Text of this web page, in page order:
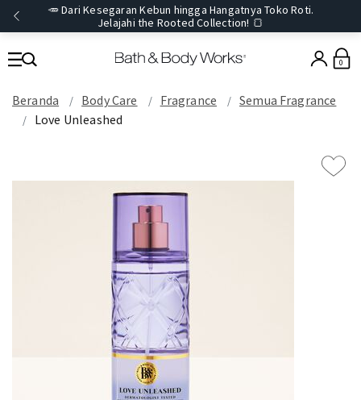
🥕 Dari Kesegaran Kebun hingga Hangatnya Toko Roti.
Jelajahi the Rooted Collection! 🍞
0
Beranda Body Care Fragrance
Semua Fragrance
Love Unleashed